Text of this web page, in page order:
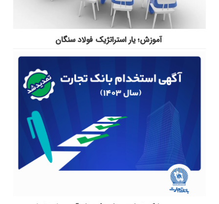
آموزش؛ یار استراتژیک فولاد سنگان